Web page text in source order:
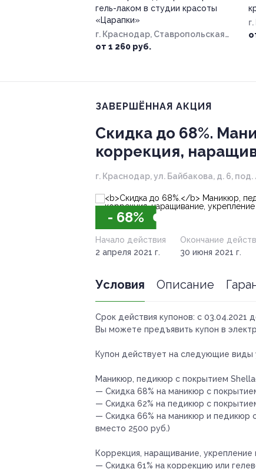
гель-лаком в студии красоты
«Царапки»
г. Краснодар, Ставропольская
ул, д. 107/10
от 1 260 руб.
ЗАВЕРШЁННАЯ АКЦИЯ
Скидка до 68%.
коррекция,
г. Краснодар, ул. Байбакова, д. 6,
- 68%
Начало действия
2 апреля 2021 г.
Окончание
30 июня 2021 г.
Условия Описание
Срок действия купонов: с 03.04.2021
Вы можете предъявить купон в
Купон действует на следующие виды
Маникюр, педикюр с покрытием
— Скидка 68% на маникюр с
— Скидка 62% на педикюр с
— Скидка 66% на маникюр и педикюр
вместо 2500 руб.)
Коррекция, наращивание, укрепление
— Скидка 61% на коррекцию или